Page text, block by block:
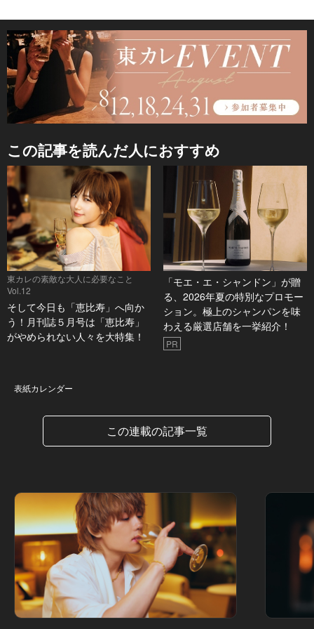
この記事を読んだ人におすすめ
東カレの素敵な大人に必要なこと
Vol.12
そして今日も「恵比寿」へ向か
う！月刊誌５月号は「恵比寿」
がやめられない人々を大特集！
「モエ・エ・シャンドン」が贈
る、2026年夏の特別なプロモー
ション。極上のシャンパンを味
わえる厳選店舗を一挙紹介！
PR
表紙カレンダー
この連載の記事一覧